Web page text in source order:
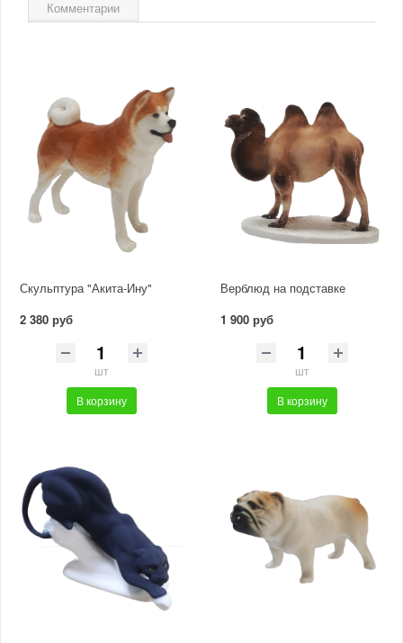
Комментарии
Скульптура "Акита-Ину"
2 380 руб
шт
В корзину
Верблюд на подставке
1 900 руб
шт
В корзину